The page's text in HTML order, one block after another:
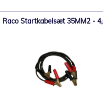
Raco Startkabelsæt 35MM2 -